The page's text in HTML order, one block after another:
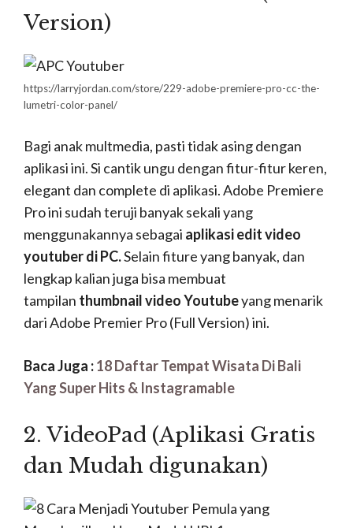
Walaupun tidak selengkap
(Full Version).
direkomendasikan untuk kalian yang
dan mudah sekali untuk digunakan, yang menjadi
Cara Menjadi Youtuber
yang Menghasilkan
Uang : Mendaftar
Adsense
Setelah siap semuanya kalian juga harus
kalian, gunanya apa ? Gunanya agar video kalian
bisa mendapatkanAdsense.Cara seperti ini sudah
sering digunakan oleh youtuber-youtuber lainnya
untuk menambahkan penghasilan. Jadi selain